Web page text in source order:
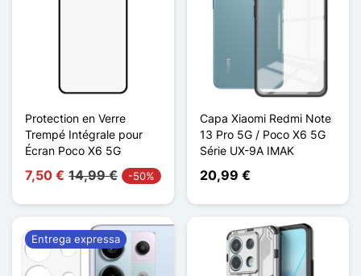
Protection en Verre
Trempé Intégrale pour
Écran Poco X6 5G
7,50 € 14,99 € -50%
Capa Xiaomi Redmi Note
13 Pro 5G / Poco X6 5G
Série UX-9A IMAK
20,99 €
Entrega expressa